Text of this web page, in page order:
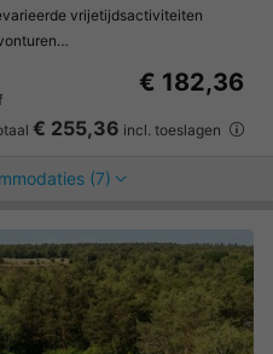
vrijetijdsactiviteiten
€ 182,36
€ 255,36 incl. toeslagen
(7)